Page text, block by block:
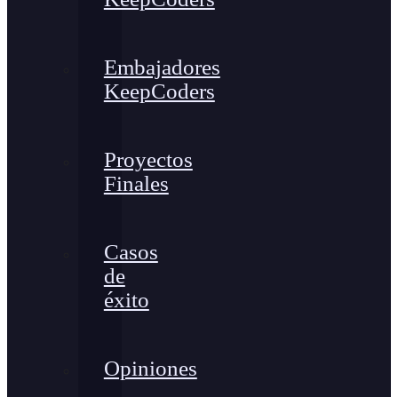
Embajadores
KeepCoders
Proyectos
Finales
Casos
de
éxito
Opiniones